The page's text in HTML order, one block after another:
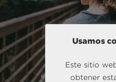
Usamos
Este sitio
obtener